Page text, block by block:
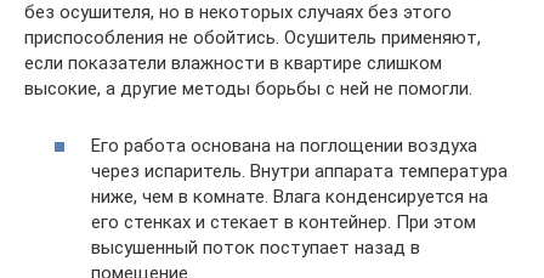
без осушителя, но в некоторых случаях без этого
приспособления не обойтись. Осушитель применяют,
если показатели влажности в квартире слишком
высокие, а другие методы борьбы с ней не помогли.
Его работа основана на поглощении воздуха
через испаритель. Внутри аппарата температура
ниже, чем в комнате. Влага конденсируется на
его стенках и стекает в контейнер. При этом
высушенный поток поступает назад в
помещение.